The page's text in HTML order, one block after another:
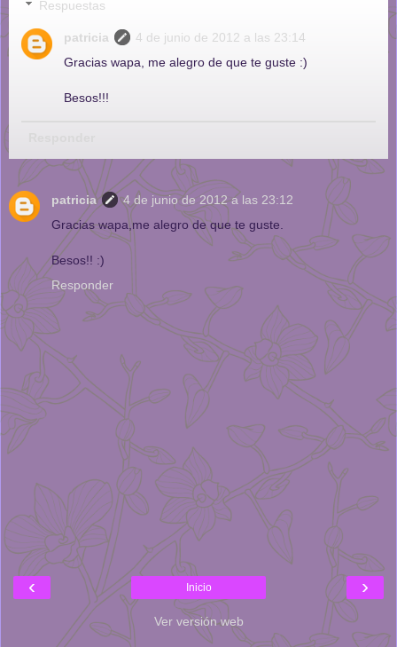
Respuestas
patricia
4 de junio de 2012 a las 23:14
Gracias wapa, me alegro de que te guste :)
Besos!!!
patricia
4 de junio de 2012 a las 23:12
Gracias wapa,me alegro de que te guste.
Besos!! :)
Responder
‹ ›
Inicio
Ver versión web